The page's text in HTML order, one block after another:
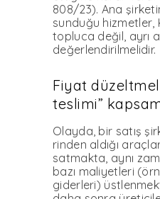
808/23). Ana
sunduğu hizmetler,
topluca değil, ayrı
değerlendirilmelidir.
Fiyat
teslimi”
Olayda, bir satış
rinden aldığı
satmakta, aynı
bazı maliyetleri
giderleri)